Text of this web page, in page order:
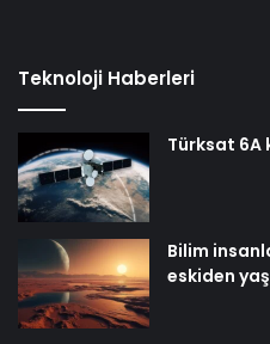
Teknoloji Haberleri
Türksat 6A
Bilim
eskiden